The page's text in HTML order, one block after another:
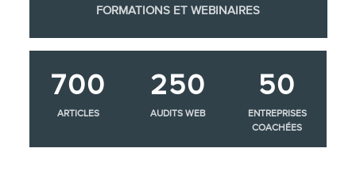
FORMATIONS ET WEBINAIRES
700
ARTICLES
250
AUDITS WEB
50
ENTREPRISES
COACHÉES